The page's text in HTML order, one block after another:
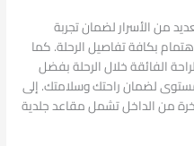
من الأسرار لضمان تجربة
بكافة تفاصيل الرحلة. كما
الفائقة خلال الرحلة بفضل
لضمان راحتك وسلامتك. إلى
من الداخل تشمل مقاعد جلدية